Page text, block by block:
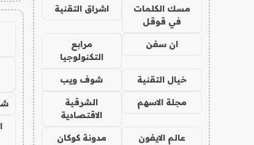
مسك الكلمات
في قوقل
اشراق التقنية
ان سفن
مرابع
التكنولوجيا
خيال التقنية شوف ويب
مجلة الاسهم
الشرقية
الاقتصادية
عالم الايفون مدونة كوكان